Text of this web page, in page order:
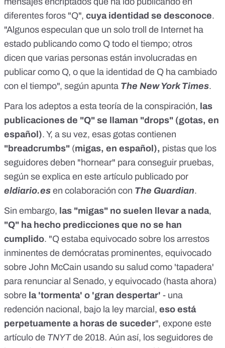
diferentes foros "Q", cuya identidad se desconoce.
"Algunos especulan que un solo troll de Internet ha
estado publicando como Q todo el tiempo; otros
dicen que varias personas están involucradas en
publicar como Q, o que la identidad de Q ha cambiado
con el tiempo", según apunta The New York Times.
Para los adeptos a esta teoría de la conspiración, las
publicaciones de "Q" se llaman "drops" (gotas, en
español). Y, a su vez, esas gotas contienen
"breadcrumbs" (migas, en español), pistas que los
seguidores deben "hornear" para conseguir pruebas,
según se explica en este artículo publicado por
eldiario.es en colaboración con The Guardian.
Sin embargo, las "migas" no suelen llevar a nada,
"Q" ha hecho predicciones que no se han
cumplido. "Q estaba equivocado sobre los arrestos
inminentes de demócratas prominentes, equivocado
sobre John McCain usando su salud como 'tapadera'
para renunciar al Senado, y equivocado (hasta ahora)
sobre la 'tormenta' o 'gran despertar' - una
redención nacional, bajo la ley marcial, eso está
perpetuamente a horas de suceder", expone este
artículo de TNYTde 2018. Aún así, los seguidores de